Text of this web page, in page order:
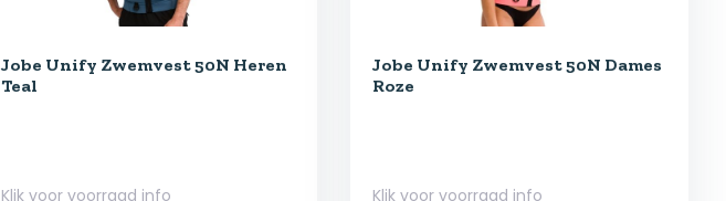
Jobe Unify Zwemvest 50N Heren
Teal
Klik voor voorraad info
Jobe Unify Zwemvest 50N Dames
Roze
Klik voor voorraad info